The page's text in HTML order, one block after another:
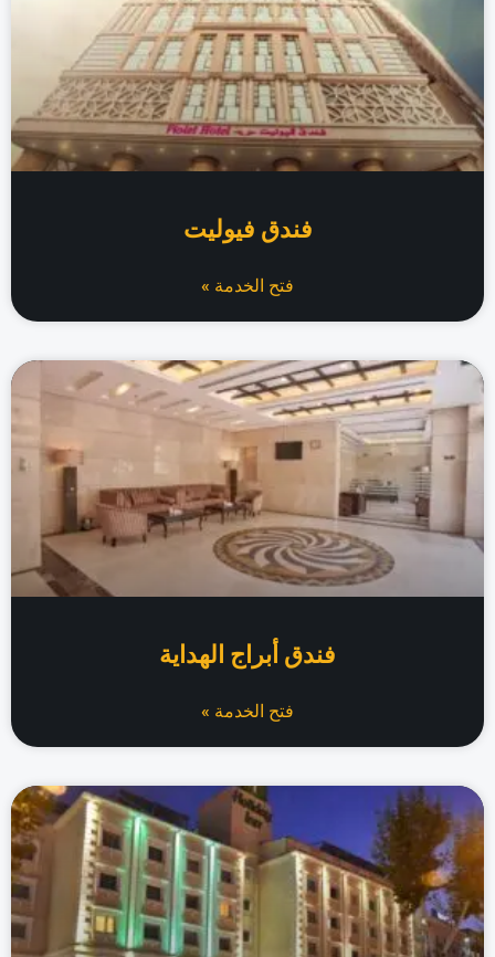
فندق فيوليت
فتح الخدمة »
فندق أبراج الهداية
فتح الخدمة »